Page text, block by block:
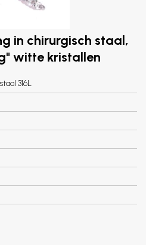
in chirurgisch staal,
witte kristallen
316L